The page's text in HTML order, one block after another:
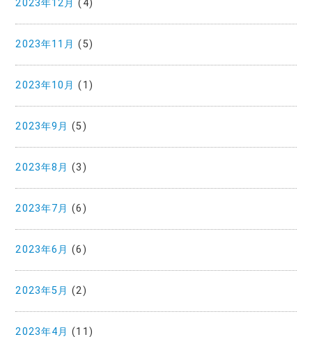
2023年12月 (4)
2023年11月 (5)
2023年10月 (1)
2023年9月 (5)
2023年8月 (3)
2023年7月 (6)
2023年6月 (6)
2023年5月 (2)
2023年4月 (11)